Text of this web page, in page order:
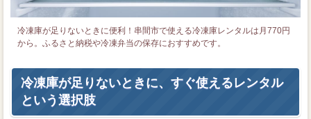
冷凍庫が足りないときに便利！串間市で使える冷凍庫レンタルは月770円
から。ふるさと納税や冷凍弁当の保存におすすめです。
冷凍庫が足りないときに、すぐ使えるレンタル
という選択肢